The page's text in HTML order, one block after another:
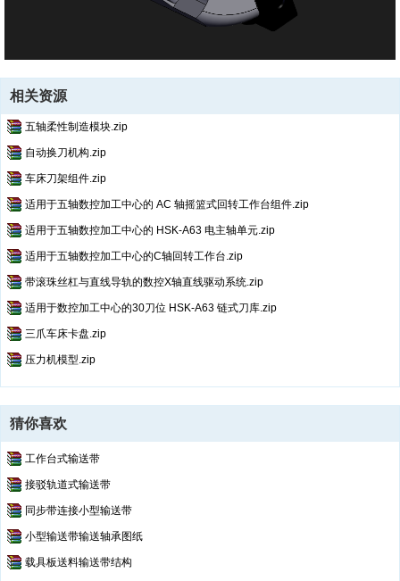
相关资源
五轴柔性制造模块.zip
自动换刀机构.zip
车床刀架组件.zip
适用于五轴数控加工中心的 AC 轴摇篮式回转工作台组件.zip
适用于五轴数控加工中心的 HSK-A63 电主轴单元.zip
适用于五轴数控加工中心的C轴回转工作台.zip
带滚珠丝杠与直线导轨的数控X轴直线驱动系统.zip
适用于数控加工中心的30刀位 HSK-A63 链式刀库.zip
三爪车床卡盘.zip
压力机模型.zip
猜你喜欢
工作台式输送带
接驳轨道式输送带
同步带连接小型输送带
小型输送带输送轴承图纸
载具板送料输送带结构